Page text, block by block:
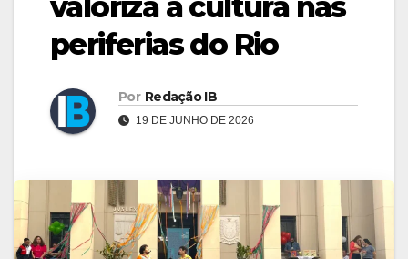
periferias do Rio
Por Redação IB
19 DE JUNHO DE 2026